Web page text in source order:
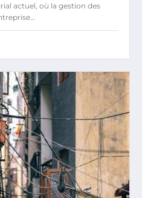
actuel, où la gestion des